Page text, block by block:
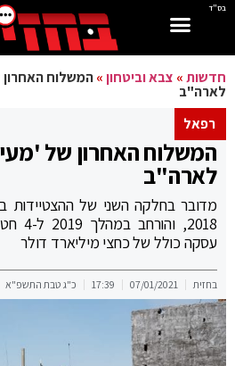
בס"ד
חדשות» צבא וביטחון»המשלוח
לארה"ב
רפאל
המשלוח האחרון של
לארה"ב
מדובר בחלקה השני של
עסקה כולל של כחצי מיליארד דולר
בחזית 07/01/2021
17:39 כ"ג טבת התשפ"א